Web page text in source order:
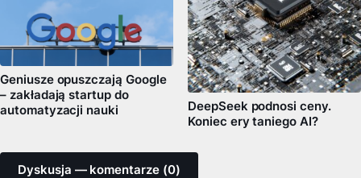
Geniusze opuszczają Google
– zakładają startup do
automatyzacji nauki
DeepSeek podnosi ceny.
Koniec ery taniego AI?
Dyskusja — komentarze (0)